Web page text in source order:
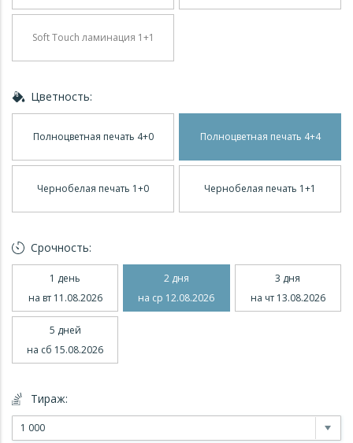
Soft Touch ламинация 1+1
Цветность:
Полноцветная печать 4+0 Полноцветная печать 4+4
Чернобелая печать 1+0 Чернобелая печать 1+1
Срочность:
1 день
на вт 11.08.2026
2 дня
на ср 12.08.2026
3 дня
на чт 13.08.2026
5 дней
на сб 15.08.2026
Тираж:
1 000